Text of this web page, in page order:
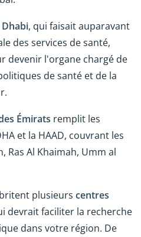
, qui faisait auparavant
des services de santé,
devenir l'organe chargé de
de santé et de la
Émirats remplit les
et la HAAD, couvrant les
Ras Al Khaimah, Umm al
plusieurs centres
devrait faciliter la recherche
dans votre région. De